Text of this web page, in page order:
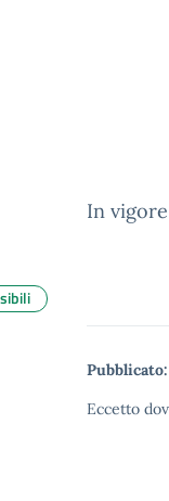
In
Pubblicato:
Eccetto